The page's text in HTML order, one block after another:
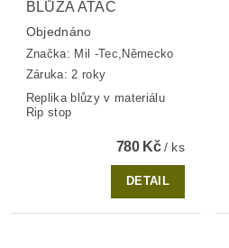
BLŮZA ATAC
Objednáno
Značka: Mil -Tec,Německo
Záruka: 2 roky
Replika blůzy v materiálu
Rip stop
780 Kč/ ks
DETAIL